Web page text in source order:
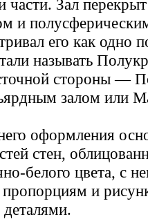
части. Зал
и
его как одно
называть
стороны —
залом или
оформления
стен,
белого цвета, с
и